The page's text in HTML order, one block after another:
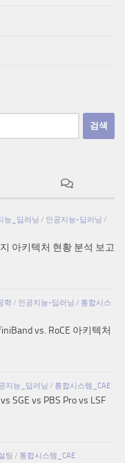
능_딥러닝 / 인공지능-딥러닝 /
아키텍처 현황 분석 보고
학 / 인공지능-딥러닝 / 통합시스
vs. RoCE 아키텍처
지능_딥러닝 / 통합시스템_CAE
SGE vs PBS Pro vs LSF
팅 / 통합시스템_CAE